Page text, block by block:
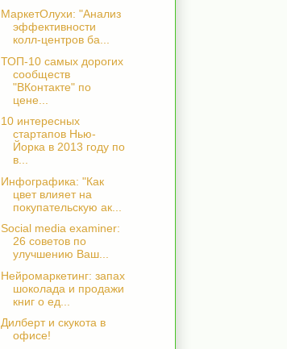
МаркетОлухи: "Анализ
эффективности
колл-центров ба...
ТОП-10 самых дорогих
сообществ
"ВКонтакте" по
цене...
10 интересных
стартапов Нью-
Йорка в 2013 году по
в...
Инфографика: "Как
цвет влияет на
покупательскую ак...
Social media examiner:
26 советов по
улучшению Ваш...
Нейромаркетинг: запах
шоколада и продажи
книг о ед...
Дилберт и скукота в
офисе!